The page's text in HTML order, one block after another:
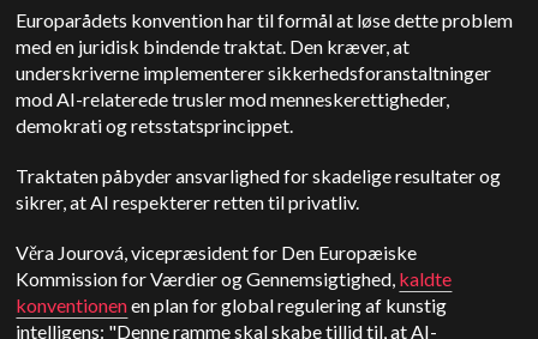
Europarådets konvention har til formål at løse dette problem
med en juridisk bindende traktat. Den kræver, at
underskriverne implementerer sikkerhedsforanstaltninger
mod AI-relaterede trusler mod menneskerettigheder,
demokrati og retsstatsprincippet.
Traktaten påbyder ansvarlighed for skadelige resultater og
sikrer, at AI respekterer retten til privatliv.
Věra Jourová, vicepræsident for Den Europæiske
Kommission for Værdier og Gennemsigtighed, kaldte
konventionenen plan for global regulering af kunstig
intelligens: "Denne ramme skal skabe tillid til, at AI-